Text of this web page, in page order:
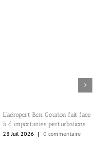
Les touristes israéliens le savent
: les mots clés qui permette de
fonctionner en douceur…